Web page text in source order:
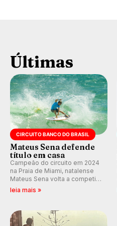
Últimas
CIRCUITO BANCO DO BRASIL
Mateus Sena defende
título em casa
Campeão do circuito em 2024
na Praia de Miami, natalense
Mateus Sena volta a competir
em casa em busca de manter a
leia mais »